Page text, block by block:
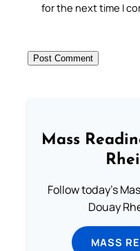
for the next time I
Mass
Follow today's
Douay
MASS